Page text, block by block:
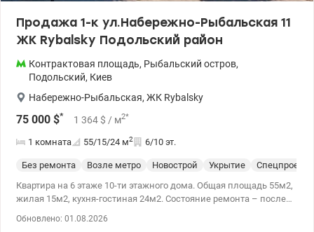
Продажа 1-к ул.Набережно-Рыбальская 11
ЖК Rybalsky Подольский район
Контрактовая площадь, Рыбальский остров,
Подольский, Киев
Набережно-Рыбальская, ЖК Rybalsky
75 000 $* 1 364 $ / м2*
1 комната 55/15/24 м2 6/10 эт.
Без ремонта Возле метро Новострой Укрытие
Спецпроект
Квартира на 6 этаже 10-ти этажного дома. Общая площадь 55м2,
жилая 15м2, кухня-гостиная 24м2. Состояние ремонта – после
Обновлено: 01.08.2026